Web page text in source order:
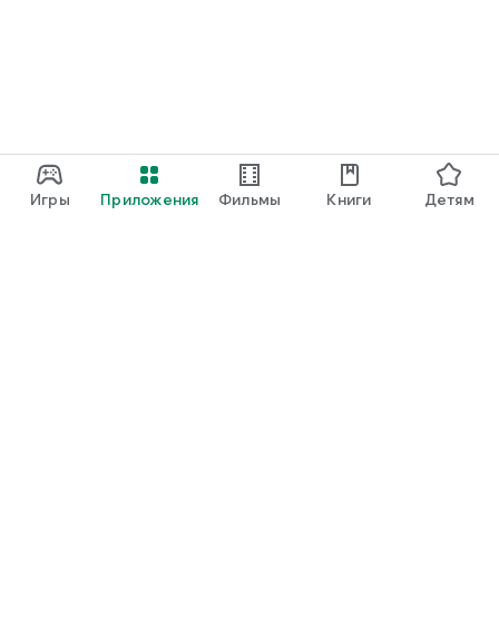
Игры Приложения Фильмы Книги Детям